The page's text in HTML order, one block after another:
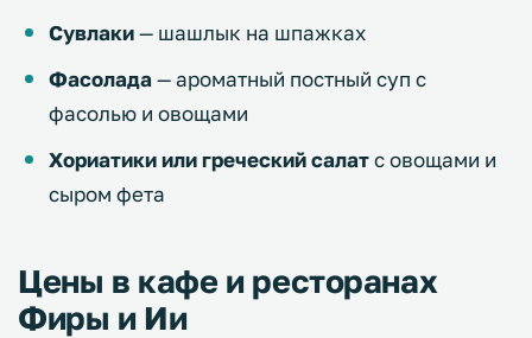
Сувлаки— шашлык на шпажках
Фасолада— ароматный постный суп с
фасолью и овощами
Хориатики или греческий салатс овощами и
сыром фета
Цены в кафе и ресторанах
Фиры и Ии